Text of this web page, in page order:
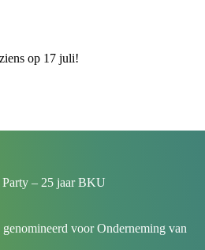
op 17 juli!
Party – 25 jaar BKU
voor Onderneming van